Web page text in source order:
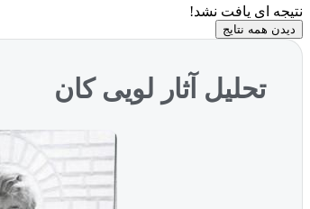
نتیجه ای یافت نشد!
دیدن همه نتایج
تحلیل آثار لویی کان